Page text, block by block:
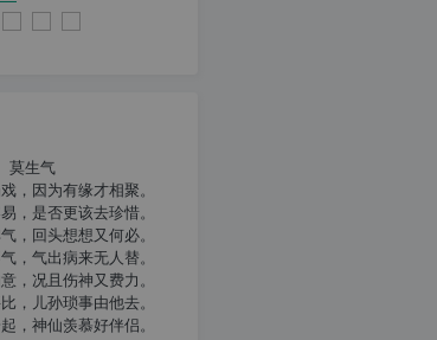
莫生气
，因为有缘才相聚。
，是否更该去珍惜。
，回头想想又何必。
，气出病来无人替。
，况且伤神又费力。
，儿孙琐事由他去。
，神仙羡慕好伴侣。